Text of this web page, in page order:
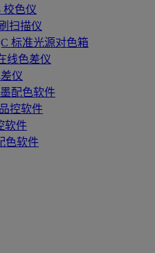
校色仪
扫描仪
标准光源对色箱
线色差仪
仪
配色软件
控软件
软件
色软件